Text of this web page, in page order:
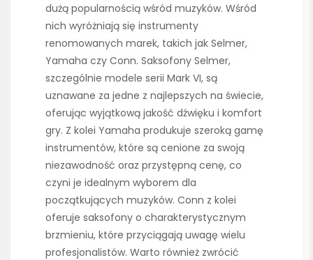
dużą popularnością wśród muzyków. Wśród
nich wyróżniają się instrumenty
renomowanych marek, takich jak Selmer,
Yamaha czy Conn. Saksofony Selmer,
szczególnie modele serii Mark VI, są
uznawane za jedne z najlepszych na świecie,
oferując wyjątkową jakość dźwięku i komfort
gry. Z kolei Yamaha produkuje szeroką gamę
instrumentów, które są cenione za swoją
niezawodność oraz przystępną cenę, co
czyni je idealnym wyborem dla
początkujących muzyków. Conn z kolei
oferuje saksofony o charakterystycznym
brzmieniu, które przyciągają uwagę wielu
profesjonalistów. Warto również zwrócić